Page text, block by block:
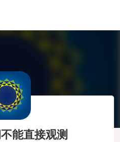
能直接观测